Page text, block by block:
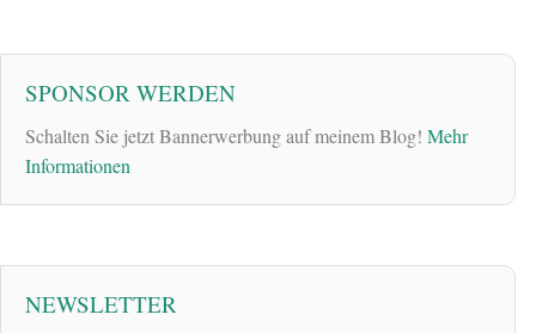
SPONSOR WERDEN
Schalten Sie jetzt Bannerwerbung auf meinem Blog! Mehr
Informationen
NEWSLETTER